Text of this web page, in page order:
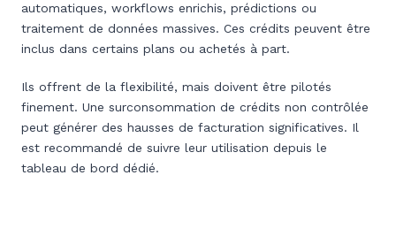
automatiques, workflows enrichis, prédictions ou
traitement de données massives. Ces crédits peuvent être
inclus dans certains plans ou achetés à part.
Ils offrent de la flexibilité, mais doivent être pilotés
finement. Une surconsommation de crédits non contrôlée
peut générer des hausses de facturation significatives. Il
est recommandé de suivre leur utilisation depuis le
tableau de bord dédié.